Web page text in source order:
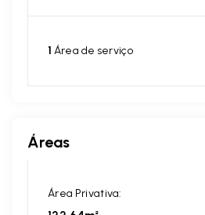
1 Área de serviço
Áreas
Área Privativa: